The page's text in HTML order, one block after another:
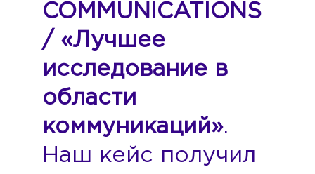
COMMUNICATIONS
/ «Лучшее
исследование в
области
коммуникаций».
Наш кейс получил